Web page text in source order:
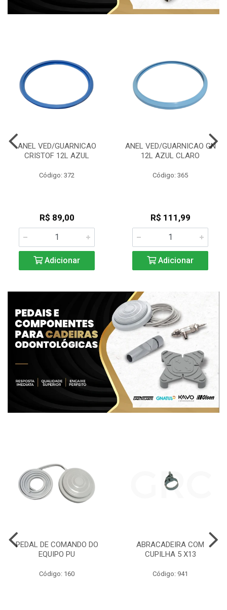
ANEL VED/GUARNICAO
CRISTOF 12L AZUL
Código: 372
R$ 89,00
Adicionar
ANEL VED/GUARNICAO GN
12L AZUL CLARO
Código: 365
R$ 111,99
Adicionar
PEDAL DE COMANDO DO
EQUIPO PU
Código: 160
ABRACADEIRA COM
CUPILHA 5 X13
Código: 941